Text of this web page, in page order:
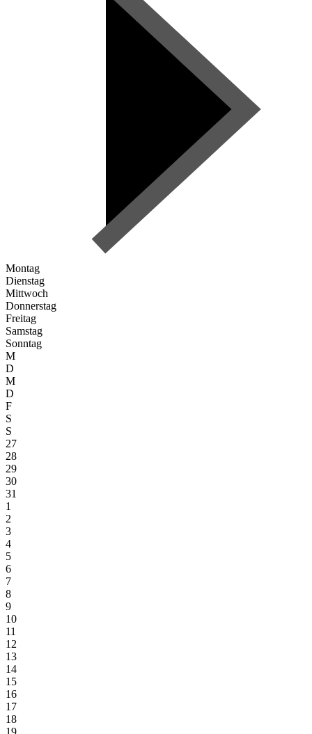
Montag
Dienstag
Mittwoch
Donnerstag
Freitag
Samstag
Sonntag
M
D
M
D
F
S
S
27
28
29
30
31
1
2
3
4
5
6
7
8
9
10
11
12
13
14
15
16
17
18